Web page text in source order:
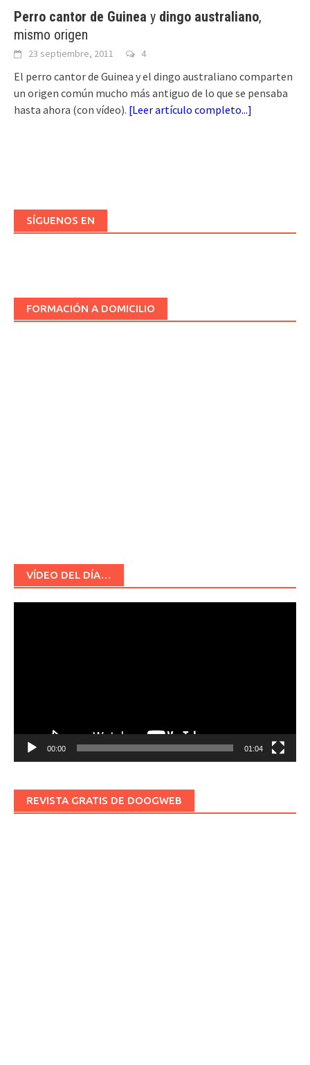
Perro cantor de Guinea y dingo australiano,
mismo origen
23 septiembre, 2011 4
El perro cantor de Guinea y el dingo australiano comparten
un origen común mucho más antiguo de lo que se pensaba
hasta ahora (con vídeo). [Leer artículo completo...]
SÍGUENOS EN
FORMACIÓN A DOMICILIO
VÍDEO DEL DÍA…
00:00 01:04
REVISTA GRATIS DE DOOGWEB